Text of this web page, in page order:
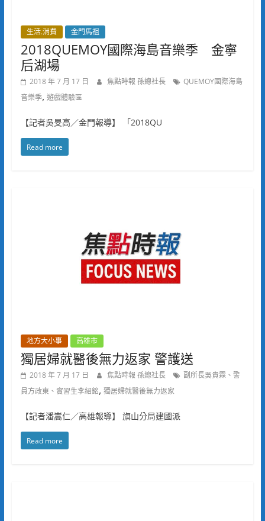
生活.消費 金門馬祖
2018QUEMOY國際海島音樂季 金寧
后湖場
2018 年 7 月 17 日 焦點時報 孫總社長
QUEMOY國際海島
音樂季, 遊戲體驗區
【記者吳旻高／金門報導】 「2018QU
Read more
地方大小事 高雄市
獨居婦就醫後無力返家 警護送
2018 年 7 月 17 日 焦點時報 孫總社長
副所長吳貴霖、警
員方政東、實習生李紹銘, 獨居婦就醫後無力返家
【記者潘嵩仁／高雄報導】 旗山分局建國派
Read more